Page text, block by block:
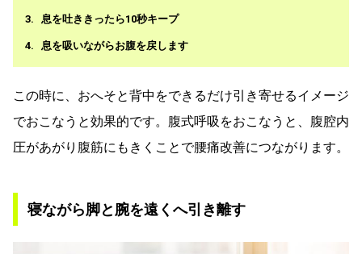
息を吐ききったら10秒キープ
息を吸いながらお腹を戻します
この時に、おへそと背中をできるだけ引き寄せるイメージ
でおこなうと効果的です。腹式呼吸をおこなうと、腹腔内
圧があがり腹筋にもきくことで腰痛改善につながります。
寝ながら脚と腕を遠くへ引き離す